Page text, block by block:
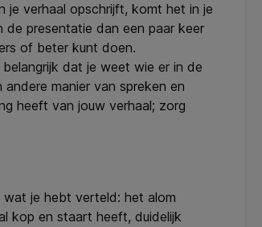
je verhaal opschrijft, komt het in je
presentatie dan een paar keer
of beter kunt doen.
dat je weet wie er in de
manier van spreken en
heeft van jouw verhaal; zorg
je hebt verteld: het alom
kop en staart heeft, duidelijk